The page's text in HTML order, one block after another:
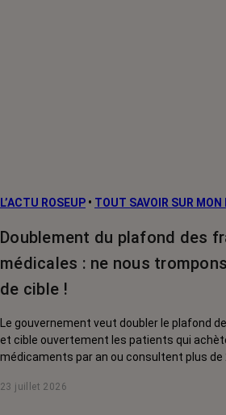
L’ACTU ROSEUP • TOUT SAVOIR SUR MON
Doublement du plafond des
médicales : ne nous
de cible !
Le gouvernement veut doubler le plafond
et cible ouvertement les patients qui
médicaments par an ou consultent plus de
chroniques, et en premier lieu les
23 juillet 2026